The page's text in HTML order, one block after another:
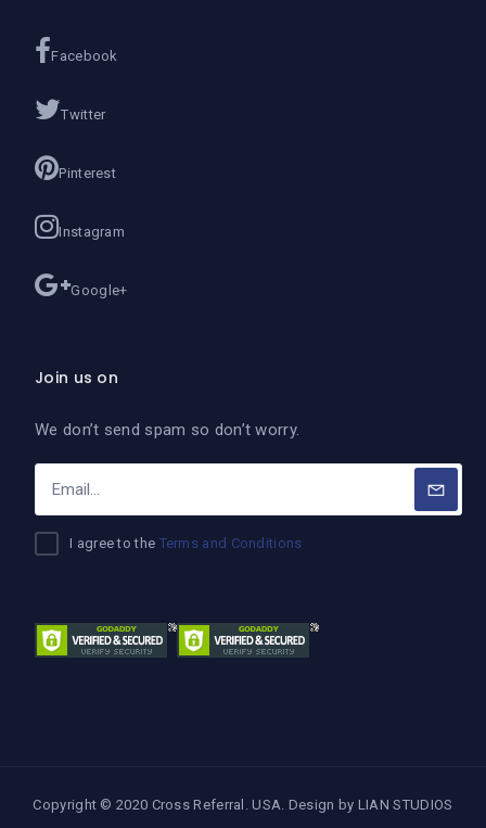
Facebook
Twitter
Pinterest
Instagram
Google+
Join us on
We don’t send spam so don’t worry.
I agree to the Terms and Conditions
Copyright © 2020 Cross Referral. USA. Design by LIAN STUDIOS